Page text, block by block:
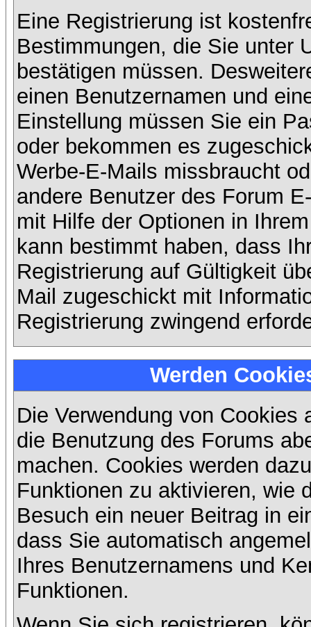
Eine Registrierung ist
Bestimmungen, die Sie unter
bestätigen müssen.
einen Benutzernamen und
Einstellung müssen Sie ein
oder bekommen es
Werbe-E-Mails missbraucht
andere Benutzer des Forum
mit Hilfe der Optionen in
kann bestimmt haben, dass
Registrierung auf Gültigkeit
Mail zugeschickt mit
Registrierung zwingend
Werden
Die Verwendung von
die Benutzung des Forums
machen. Cookies werden
Funktionen zu aktivieren, wie
Besuch ein neuer Beitrag in
dass Sie automatisch
Ihres Benutzernamens und
Funktionen.